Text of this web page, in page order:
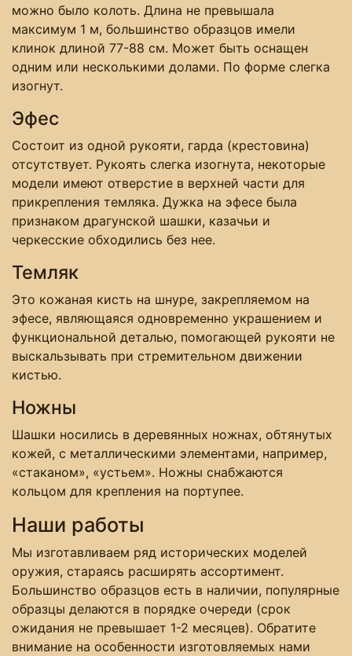
можно было колоть. Длина не превышала
максимум 1 м, большинство образцов имели
клинок длиной 77-88 см. Может быть оснащен
одним или несколькими долами. По форме слегка
изогнут.
Эфес
Состоит из одной рукояти, гарда (крестовина)
отсутствует. Рукоять слегка изогнута, некоторые
модели имеют отверстие в верхней части для
прикрепления темляка. Дужка на эфесе была
признаком драгунской шашки, казачьи и
черкесские обходились без нее.
Темляк
Это кожаная кисть на шнуре, закрепляемом на
эфесе, являющаяся одновременно украшением и
функциональной деталью, помогающей рукояти не
выскальзывать при стремительном движении
кистью.
Ножны
Шашки носились в деревянных ножнах, обтянутых
кожей, с металлическими элементами, например,
«стаканом», «устьем». Ножны снабжаются
кольцом для крепления на портупее.
Наши работы
Мы изготавливаем ряд исторических моделей
оружия, стараясь расширять ассортимент.
Большинство образцов есть в наличии, популярные
образцы делаются в порядке очереди (срок
ожидания не превышает 1-2 месяцев). Обратите
внимание на особенности изготовляемых нами